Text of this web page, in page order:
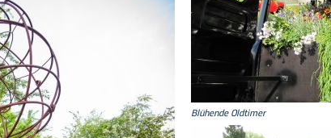
Blühende Oldtimer